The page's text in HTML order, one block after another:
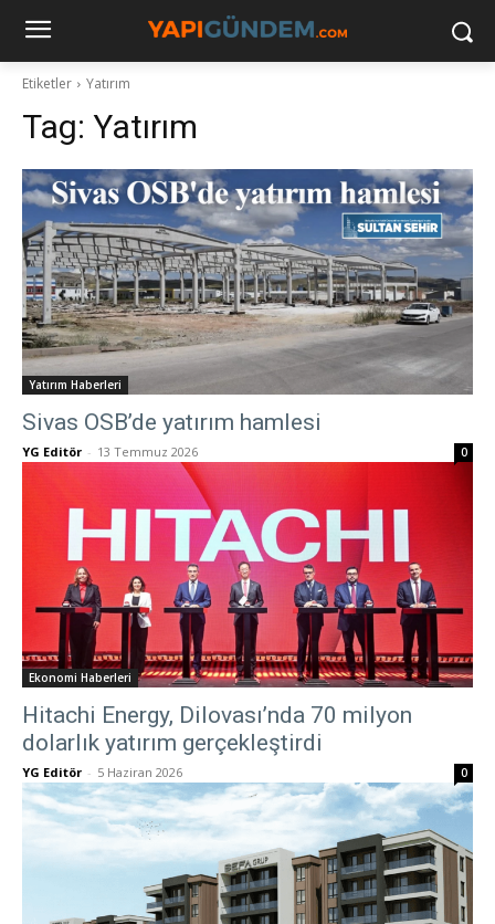
Etiketler Yatırım
Tag: Yatırım
Yatırım Haberleri
Sivas OSB’de yatırım hamlesi
YG Editör - 13 Temmuz 2026 0
Ekonomi Haberleri
Hitachi Energy, Dilovası’nda 70 milyon
dolarlık yatırım gerçekleştirdi
YG Editör - 5 Haziran 2026 0